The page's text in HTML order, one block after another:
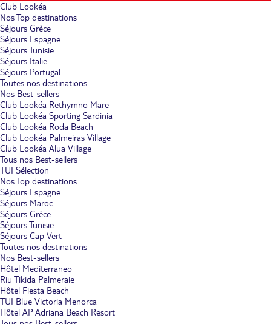
Club Lookéa
Nos Top destinations
Séjours Grèce
Séjours Espagne
Séjours Tunisie
Séjours Italie
Séjours Portugal
Toutes nos destinations
Nos Best-sellers
Club Lookéa Rethymno Mare
Club Lookéa Sporting Sardinia
Club Lookéa Roda Beach
Club Lookéa Palmeiras Village
Club Lookéa Alua Village
Tous nos Best-sellers
TUI Sélection
Nos Top destinations
Séjours Espagne
Séjours Maroc
Séjours Grèce
Séjours Tunisie
Séjours Cap Vert
Toutes nos destinations
Nos Best-sellers
Hôtel Mediterraneo
Riu Tikida Palmeraie
Hôtel Fiesta Beach
TUI Blue Victoria Menorca
Hôtel AP Adriana Beach Resort